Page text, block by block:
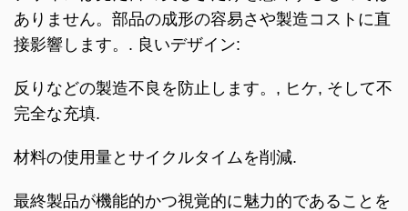
ありません。部品の成形の容易さや製造コストに直
接影響します。. 良いデザイン:
反りなどの製造不良を防止します。, ヒケ, そして不
完全な充填.
材料の使用量とサイクルタイムを削減.
最終製品が機能的かつ視覚的に魅力的であることを